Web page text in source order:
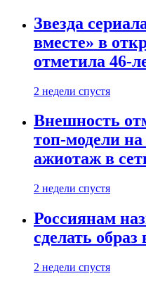
Звезда
вместе» в
отметила 46-
2 недели спустя
Внешность
топ-модели
ажиотаж в
2 недели спустя
Россиянам
сделать
2 недели спустя